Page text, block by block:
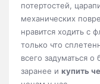
потертостей,
механических
нравится ходить с
только что
всего задуматься
заранее и купить